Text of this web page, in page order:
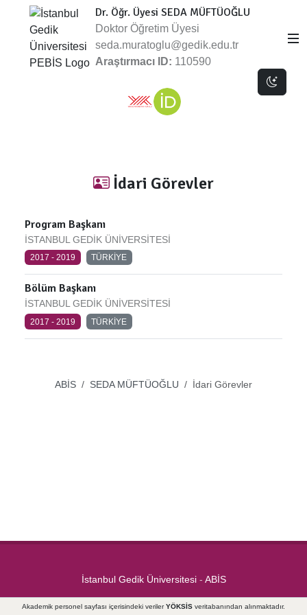
Dark
Dr. Öğr. Üyesi SEDA MÜFTÜOĞLU
Doktor Öğretim Üyesi
seda.muratoglu@gedik.edu.tr
Araştırmacı ID: 110590
Akademik personel sayfası içerisindeki verilerYÖKSİS veritabanından alınmaktadır.
İdari Görevler
Program Başkanı
İSTANBUL GEDİK ÜNİVERSİTESİ
2017 - 2019 TÜRKİYE
Bölüm Başkanı
İSTANBUL GEDİK ÜNİVERSİTESİ
2017 - 2019 TÜRKİYE
ABİS SEDA MÜFTÜOĞLU İdari Görevler
İstanbul Gedik Üniversitesi- ABİS